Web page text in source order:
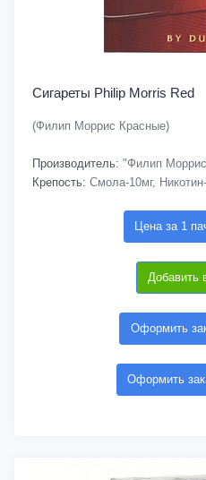
Сигареты Philip Morris Red
(Филип Моррис Красные)
Производитель: "Филип
Крепость: Смола-10мг,
Цена за 1
Добавить
Оформить
Оформить